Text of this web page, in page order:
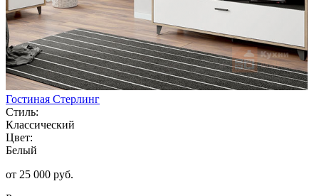
Гостиная Стерлинг
Стиль:
Классический
Цвет:
Белый
от 25 000 руб.